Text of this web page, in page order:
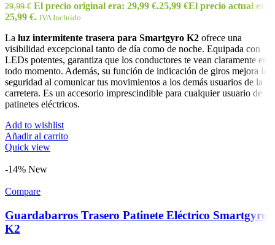
29,99€ El precio original era: 29,99 €.25,99 €El precio actual es:
25,99 €. IVA Incluido
La luz intermitente trasera para Smartgyro K2 ofrece una
visibilidad excepcional tanto de día como de noche. Equipada con
LEDs potentes, garantiza que los conductores te vean claramente en
todo momento. Además, su función de indicación de giros mejora la
seguridad al comunicar tus movimientos a los demás usuarios de la
carretera. Es un accesorio imprescindible para cualquier usuario de
patinetes eléctricos.
Add to wishlist
Añadir al carrito
Quick view
-14% New
Compare
Guardabarros Trasero Patinete Eléctrico Smartgyro
K2